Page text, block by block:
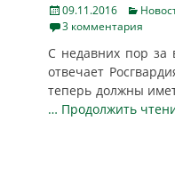
Posted
on
09.11.2016
3 комментария
С недавних пор за
отвечает
теперь должны
… Продолжить